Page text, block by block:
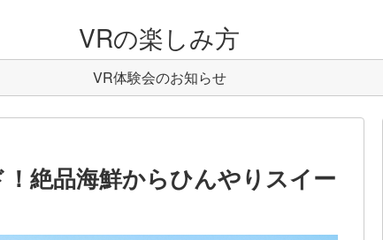
VRの楽しみ方
VR体験会のお知らせ
絶品海鮮からひんやりスイー